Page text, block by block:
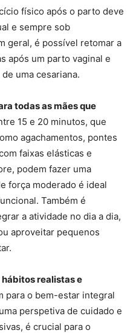
físico após o parto deve
e sempre sob
geral, é possível retomar a
após um parto vaginal e
uma cesariana.
todas as mães que
15 e 20 minutos, que
agachamentos, pontes
faixas elásticas e
podem fazer uma
força moderado é ideal
Também é
a atividade no dia a dia,
aproveitar pequenos
realistas e
para o bem-estar integral
perspetiva de cuidado e
é crucial para o